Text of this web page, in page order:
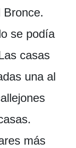
Bronce.
se podía
casas
una al
más